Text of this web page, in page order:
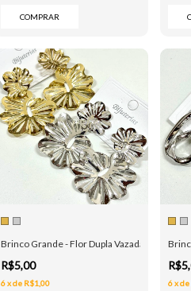
COMPRAR
Brinco Grande - Flor Dupla Vazada - Dourado
R$5,00
6xde R$1,00 6xde